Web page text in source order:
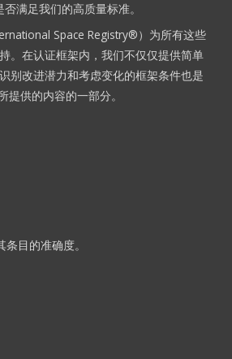
满足我们的高质量标准。
Space Registry®）为所有这些
。在认证框架内，我们不仅仅提供简单
别改进潜力和考虑变化的框架条件也是
提供的内容的一部分。
目的准确度。